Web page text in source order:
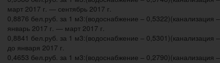
март 2017 г. — сентябрь 2017 г.
0,8876 бел.руб. за 1 м3:(водоснабжение – 0,5322)(канализация
январь 2017 г. — март 2017 г.
0,8841 бел.руб. за 1 м3:(водоснабжение – 0,5301)(канализация
до января 2017 г.
0,4653 бел.руб. за 1 м3:(водоснабжение – 0,2790)(канализация